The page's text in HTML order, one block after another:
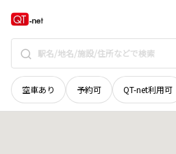
空車あり 予約可 QT-net利用可
愛媛県